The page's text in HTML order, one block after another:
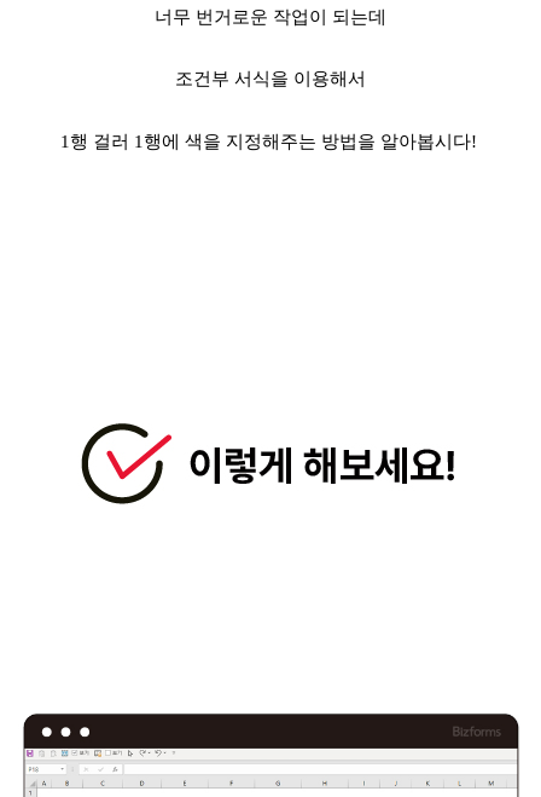
너무 번거로운 작업이 되는데
조건부 서식을 이용해서
1행 걸러 1행에 색을 지정해주는 방법을 알아봅시다!